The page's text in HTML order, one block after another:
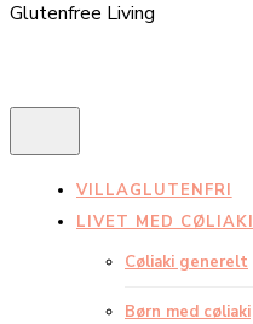
Glutenfree Living
VILLAGLUTENFRI
LIVET MED CØLIAKI
Cøliaki generelt
Børn med cøliaki